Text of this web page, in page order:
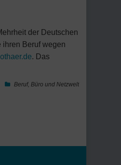
der Deutschen
ihren Beruf wegen
. Das
Beruf, Büro und Netzwelt